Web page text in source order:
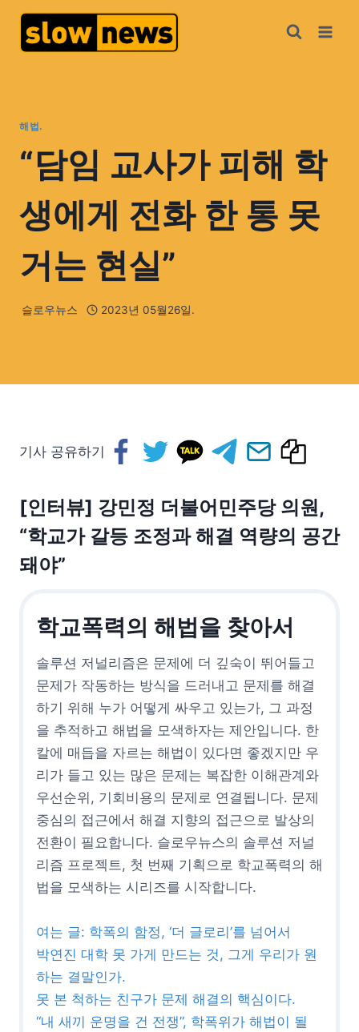
해법.
“담임 교사가 피해 학
생에게 전화 한 통 못
거는 현실”
슬로우뉴스 2023년 05월26일.
기사 공유하기
[인터뷰] 강민정 더불어민주당 의원,
“학교가 갈등 조정과 해결 역량의 공간
돼야”
학교폭력의 해법을 찾아서
솔루션 저널리즘은 문제에 더 깊숙이 뛰어들고
문제가 작동하는 방식을 드러내고 문제를 해결
하기 위해 누가 어떻게 싸우고 있는가, 그 과정
을 추적하고 해법을 모색하자는 제안입니다. 한
칼에 매듭을 자르는 해법이 있다면 좋겠지만 우
리가 들고 있는 많은 문제는 복잡한 이해관계와
우선순위, 기회비용의 문제로 연결됩니다. 문제
중심의 접근에서 해결 지향의 접근으로 발상의
전환이 필요합니다. 슬로우뉴스의 솔루션 저널
리즘 프로젝트, 첫 번째 기획으로 학교폭력의 해
법을 모색하는 시리즈를 시작합니다.
여는 글: 학폭의 함정, ‘더 글로리’를 넘어서
박연진 대학 못 가게 만드는 것, 그게 우리가 원
하는 결말인가.
못 본 척하는 친구가 문제 해결의 핵심이다.
“내 새끼 운명을 건 전쟁”, 학폭위가 해법이 될